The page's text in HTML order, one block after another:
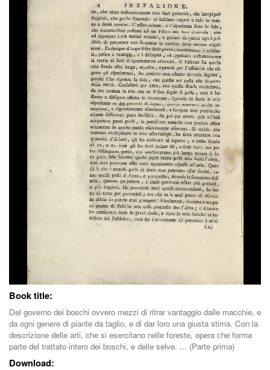
Book title:
Del governo dei boschi ovvero mezzi di ritrar vantaggio dalle macchie, e
da ogni genere di piante da taglio, e di dar loro una giusta stima. Con la
descrizione delle arti, che si esercitano nelle foreste, opera che forma
parte del trattato intero dei boschi, e delle selve. ... (Parte prima)
Download: